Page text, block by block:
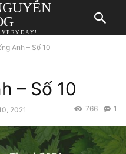
Anh – Số 10
– Số 10
2021 1
766